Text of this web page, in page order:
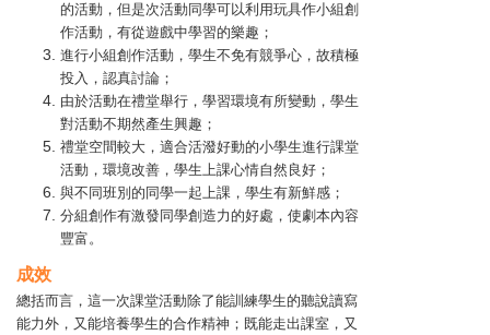
的活動，但是次活動同學可以利用玩具作小組創
作活動，有從遊戲中學習的樂趣；
進行小組創作活動，學生不免有競爭心，故積極
投入，認真討論；
由於活動在禮堂舉行，學習環境有所變動，學生
對活動不期然產生興趣；
禮堂空間較大，適合活潑好動的小學生進行課堂
活動，環境改善，學生上課心情自然良好；
與不同班別的同學一起上課，學生有新鮮感；
分組創作有激發同學創造力的好處，使劇本內容
豐富。
成效
總括而言，這一次課堂活動除了能訓練學生的聽說讀寫
能力外，又能培養學生的合作精神；既能走出課室，又